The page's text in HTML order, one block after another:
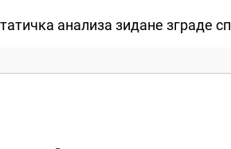
člankaанализа зидане зграде